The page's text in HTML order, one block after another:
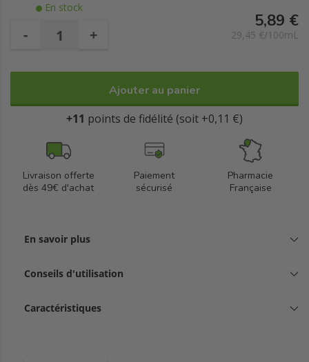
En stock
- +
5,89 €
29,45 €/100mL
Ajouter au panier
+11 points de fidélité (soit +0,11 €)
Livraison offerte
dès 49€ d'achat
Paiement
sécurisé
Pharmacie
Française
En savoir plus
Conseils d'utilisation
Caractéristiques